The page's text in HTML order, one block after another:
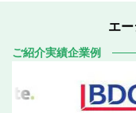
エ
ご紹介実績企業例